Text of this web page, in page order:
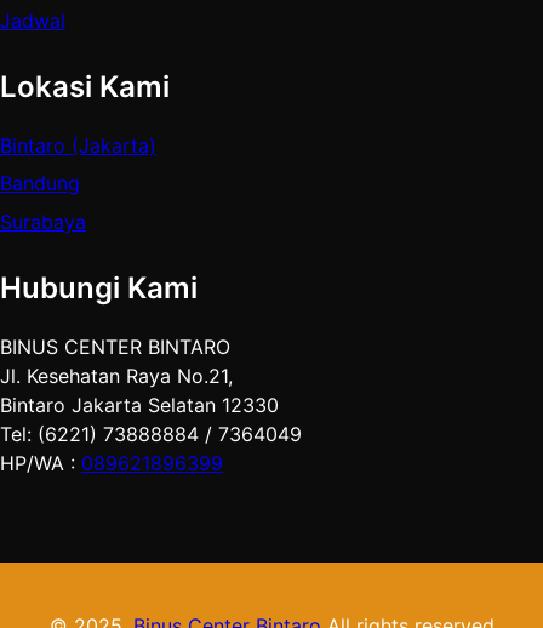
Jadwal
Lokasi Kami
Bintaro (Jakarta)
Bandung
Surabaya
Hubungi Kami
BINUS CENTER BINTARO
Jl. Kesehatan Raya No.21,
Bintaro Jakarta Selatan 12330
Tel: (6221) 73888884 / 7364049
HP/WA : 089621896399